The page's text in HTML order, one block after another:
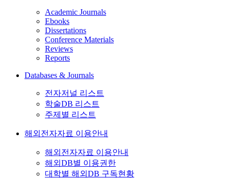
Academic Journals
Ebooks
Dissertations
Conference Materials
Reviews
Reports
Databases & Journals
전자저널 리스트
학술DB 리스트
주제별 리스트
해외전자자료 이용안내
해외전자자료 이용안내
해외DB별 이용권한
대학별 해외DB 구독현황